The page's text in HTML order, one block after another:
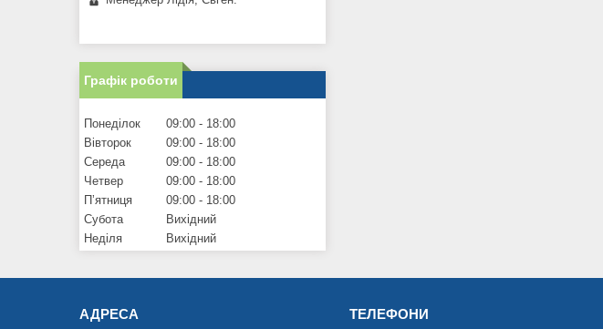
Графік роботи
Понеділок 09:00
18:00
Вівторок
09:00
18:00
Середа
09:00
18:00
Четвер
09:00
18:00
Пʼятниця
09:00
18:00
Субота
Вихідний
Неділя
Вихідний